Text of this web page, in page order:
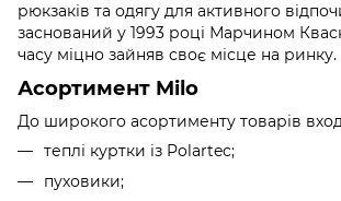
рюкзаків та одягу для активного
заснований у 1993 році Марчином
часу міцно зайняв своє місце на ринку.
Асортимент Milo
До широкого асортименту товарів
теплі куртки із Polartec;
пуховики;